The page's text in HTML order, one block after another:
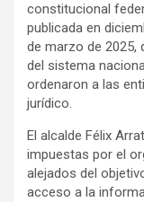
constitucional
publicada en
de marzo de 2025,
del sistema
ordenaron a las
jurídico.
El alcalde Félix
impuestas por el
alejados del
acceso a la